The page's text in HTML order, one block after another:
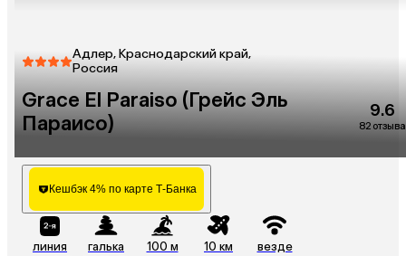
Адлер, Краснодарский край,
Россия
Grace El Paraiso (Грейс Эль
Параисо)
9.6
82 отзыва
Кешбэк 4% по карте Т-Банка
линия галька 100 м 10 км везде